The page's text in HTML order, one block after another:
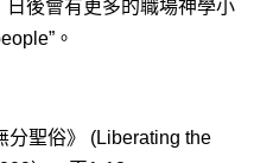
後會有更多的職場神學小
。
分聖俗》 (Liberating the